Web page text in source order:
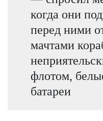
когда они
перед ними
мачтами
флотом,
батареи